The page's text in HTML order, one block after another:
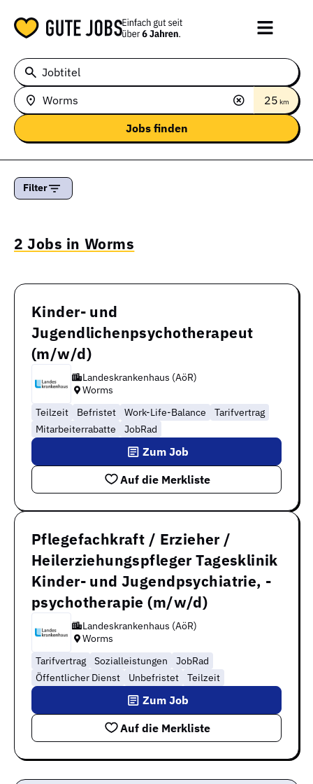
Jobtitel
25 km
Filter
2 Jobs in Worms
Kinder- und
Jugendlichenpsychotherapeut
(m/w/d)
Landeskrankenhaus (AöR)
Worms
Teilzeit
Befristet Work-Life-Balance
Tarifvertrag
Mitarbeiterrabatte
JobRad
Auf die Merkliste
Zum Job
Pflegefachkraft / Erzieher /
Heilerziehungspfleger Tagesklinik
Kinder- und Jugendpsychiatrie, -
psychotherapie (m/w/d)
Landeskrankenhaus (AöR)
Worms
Tarifvertrag
Sozialleistungen
JobRad
Öffentlicher Dienst
Unbefristet Teilzeit
Auf die Merkliste
Zum Job